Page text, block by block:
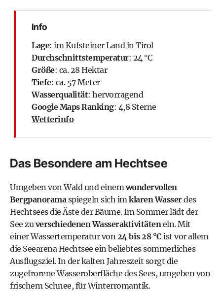
Info
Lage: im Kufsteiner Land inTirol
Durchschnittstemperatur: 24 °C
Größe: ca. 28 Hektar
Tiefe: ca. 57 Meter
Wasserqualität: hervorragend
Google Maps Ranking: 4,8 Sterne
Wetterinfo
Das Besondere am Hechtsee
Umgeben von Wald und einemwundervollen
Bergpanoramaspiegeln sich imklaren Wasserdes
Hechtsees die Äste der Bäume. Im Sommer lädt der
See zuverschiedenen Wasseraktivitätenein. Mit
einer Wassertemperatur von24 bis 28 °C ist vor allem
die Seearena Hechtsee ein beliebtes sommerliches
Ausflugsziel. In der kalten Jahreszeit sorgt die
zugefrorene Wasseroberfläche des Sees, umgeben von
frischem Schnee, für Winterromantik.